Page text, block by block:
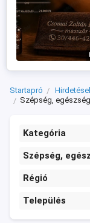
Startapró
Szépség, egészség
Kategória
Szépség,
Régió
Település